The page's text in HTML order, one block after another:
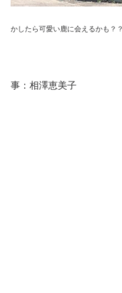
も
かしたら可愛い鹿に会えるかも？
事：相澤恵美子